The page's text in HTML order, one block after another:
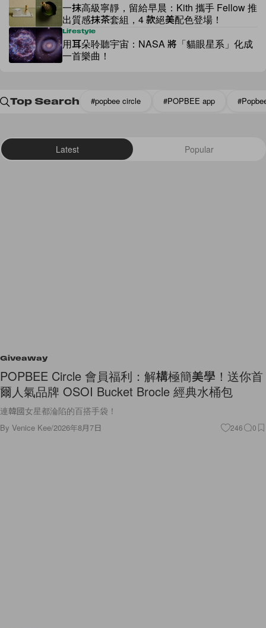
一抹高級寧靜，留給早晨：Kith 攜手 Fellow 推
出質感抹茶套組，4 款絕美配色登場！
Lifestyle
用耳朵聆聽宇宙：NASA 將「貓眼星系」化成
一首樂曲！
Top Search #popbee circle #POPBEE app
Latest Popular
Giveaway
POPBEE Circle 會員福利：解構極簡美學！送你首
爾人氣品牌 OSOI Bucket Brocle 經典水桶包
連韓國女星都淪陷的百搭手袋！
By Venice Kee/2026年8月7日 246 0